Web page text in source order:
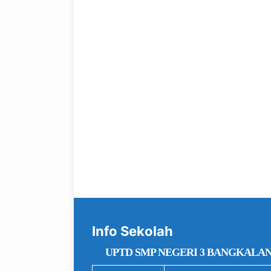
Info Sekolah
UPTD SMP NEGERI 3